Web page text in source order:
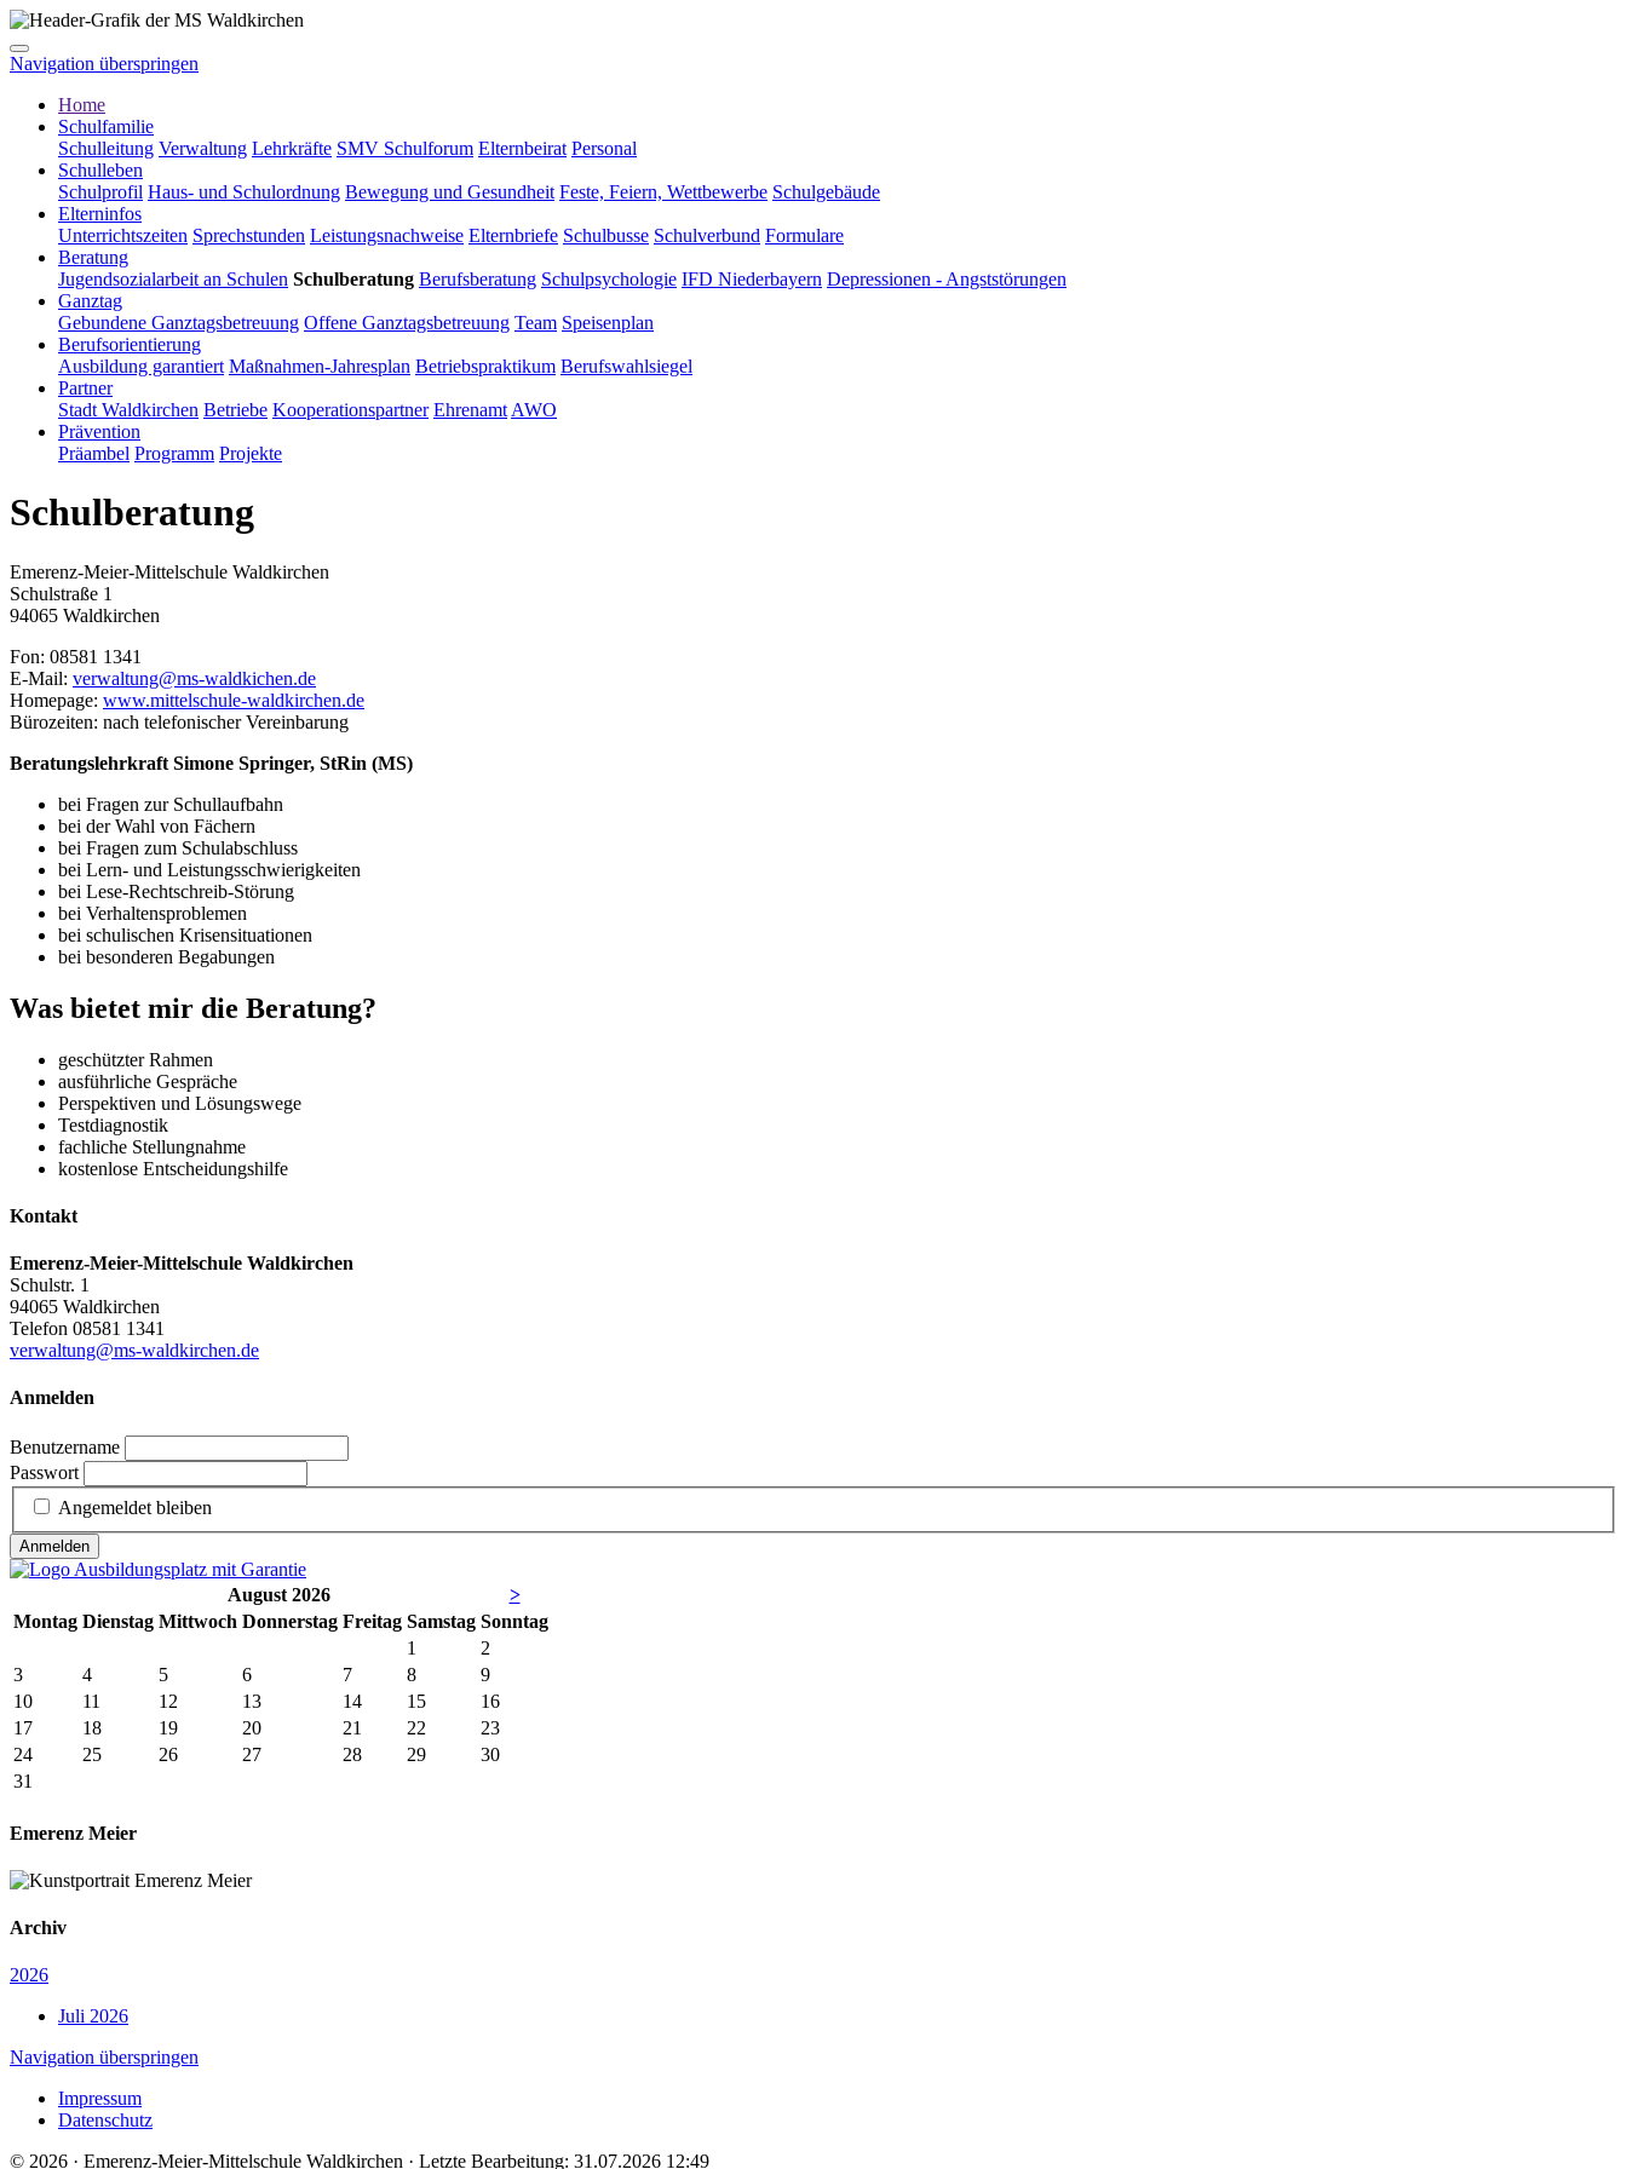
Navigation überspringen
Home
Schulfamilie
Schulleitung Verwaltung Lehrkräfte SMV Schulforum Elternbeirat Personal
Schulleben
Schulprofil Haus- und Schulordnung Bewegung und Gesundheit Feste, Feiern, Wettbewerbe Schulgebäude
Elterninfos
Unterrichtszeiten Sprechstunden Leistungsnachweise Elternbriefe Schulbusse Schulverbund Formulare
Beratung
Jugendsozialarbeit an Schulen Schulberatung Berufsberatung Schulpsychologie IFD Niederbayern Depressionen - Angststörungen
Ganztag
Gebundene Ganztagsbetreuung Offene Ganztagsbetreuung Team Speisenplan
Berufsorientierung
Ausbildung garantiert Maßnahmen-Jahresplan Betriebspraktikum Berufswahlsiegel
Partner
Stadt Waldkirchen Betriebe Kooperationspartner Ehrenamt AWO
Prävention
Präambel Programm Projekte
Schulberatung
Emerenz-Meier-Mittelschule Waldkirchen
Schulstraße 1
94065 Waldkirchen
Fon: 08581 1341
E-Mail: verwaltung@ms-waldkichen.de
Homepage: www.mittelschule-waldkirchen.de
Bürozeiten: nach telefonischer Vereinbarung
Beratungslehrkraft Simone Springer, StRin (MS)
bei Fragen zur Schullaufbahn
bei der Wahl von Fächern
bei Fragen zum Schulabschluss
bei Lern- und Leistungsschwierigkeiten
bei Lese-Rechtschreib-Störung
bei Verhaltensproblemen
bei schulischen Krisensituationen
bei besonderen Begabungen
Was bietet mir die Beratung?
geschützter Rahmen
ausführliche Gespräche
Perspektiven und Lösungswege
Testdiagnostik
fachliche Stellungnahme
kostenlose Entscheidungshilfe
Kontakt
Emerenz-Meier-Mittelschule Waldkirchen
Schulstr. 1
94065 Waldkirchen
Telefon 08581 1341
verwaltung@ms-waldkirchen.de
Anmelden
Benutzername
Passwort
Angemeldet bleiben
Anmelden
August 2026
>
Montag Dienstag Mittwoch Donnerstag Freitag Samstag Sonntag
1
2
3
4 5 6 7 8
9
10
11 12 13 14 15
16
17
18 19 20 21 22
23
24
25 26 27 28 29
30
31
Emerenz Meier
Archiv
2026
Juli 2026
Navigation überspringen
Impressum
Datenschutz
© 2026 · Emerenz-Meier-Mittelschule Waldkirchen · Letzte Bearbeitung: 31.07.2026 12:49